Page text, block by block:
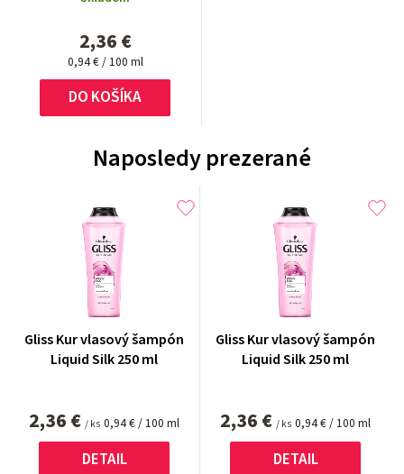
2,36 €
Jednotková
cena:
0,94 € / 100 ml
DO KOŠÍKA
Naposledy prezerané
Gliss Kur vlasový šampón
Liquid Silk 250 ml
2,36 € / ks Jednotková
cena:
0,94 € / 100 ml
DETAIL
Gliss Kur vlasový šampón
Liquid Silk 250 ml
2,36 € / ks Jednotková
cena:
0,94 € / 100 ml
DETAIL